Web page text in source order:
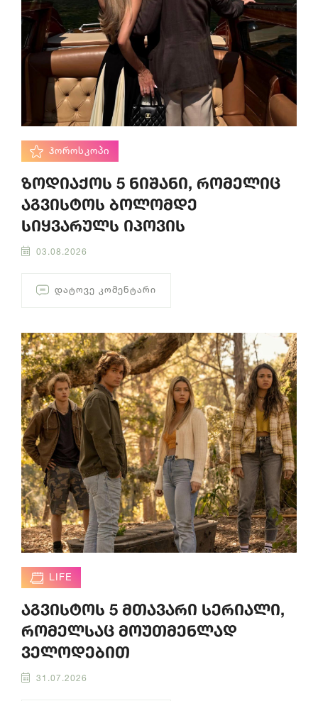
ᲰᲝᲠᲝᲡᲙᲝᲞᲘ
ზოდიაქოს 5 ნიშანი, რომელიც
აგვისტოს ბოლომდე
სიყვარულს იპოვის
03.08.2026
ᲓᲐᲢᲝᲕᲔ ᲙᲝᲛᲔᲜᲢᲐᲠᲘ
LIFE
აგვისტოს 5 მთავარი სერიალი,
რომელსაც მოუთმენლად
ველოდებით
31.07.2026